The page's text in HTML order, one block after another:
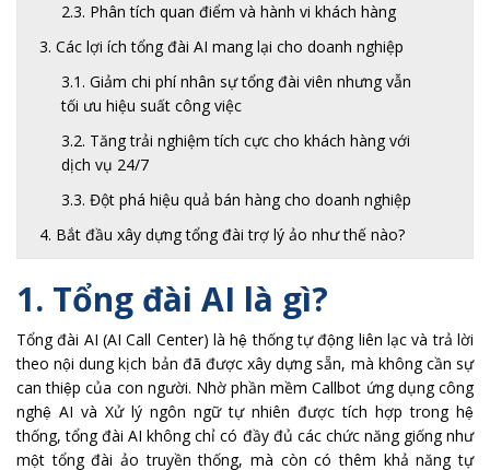
2.3. Phân tích quan điểm và hành vi khách hàng
3. Các lợi ích tổng đài AI mang lại cho doanh nghiệp
3.1. Giảm chi phí nhân sự tổng đài viên nhưng vẫn
tối ưu hiệu suất công việc
3.2. Tăng trải nghiệm tích cực cho khách hàng với
dịch vụ 24/7
3.3. Đột phá hiệu quả bán hàng cho doanh nghiệp
4. Bắt đầu xây dựng tổng đài trợ lý ảo như thế nào?
1. Tổng đài AI là gì?
Tổng đài AI (AI Call Center) là hệ thống tự động liên lạc và trả lời
theo nội dung kịch bản đã được xây dựng sẵn, mà không cần sự
can thiệp của con người. Nhờ phần mềm Callbot ứng dụng công
nghệ AI và Xử lý ngôn ngữ tự nhiên được tích hợp trong hệ
thống, tổng đài AI không chỉ có đầy đủ các chức năng giống như
một tổng đài ảo truyền thống, mà còn có thêm khả năng tự